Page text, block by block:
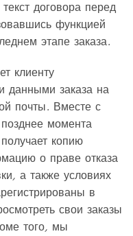
договора перед
функцией
этапе заказа.
клиенту
данными заказа на
почты. Вместе с
момента
копию
о праве отказа
а также условиях
в
свои заказы
того, мы